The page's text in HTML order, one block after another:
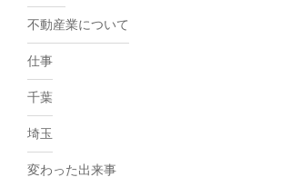
不動産業について
仕事
千葉
埼玉
変わった出来事